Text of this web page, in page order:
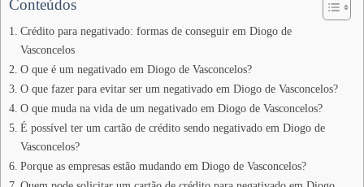
Conteúdos
Crédito para negativado: formas de conseguir em Diogo de
Vasconcelos
O que é um negativado em Diogo de Vasconcelos?
O que fazer para evitar ser um negativado em Diogo de Vasconcelos?
O que muda na vida de um negativado em Diogo de Vasconcelos?
É possível ter um cartão de crédito sendo negativado em Diogo de
Vasconcelos?
Porque as empresas estão mudando em Diogo de Vasconcelos?